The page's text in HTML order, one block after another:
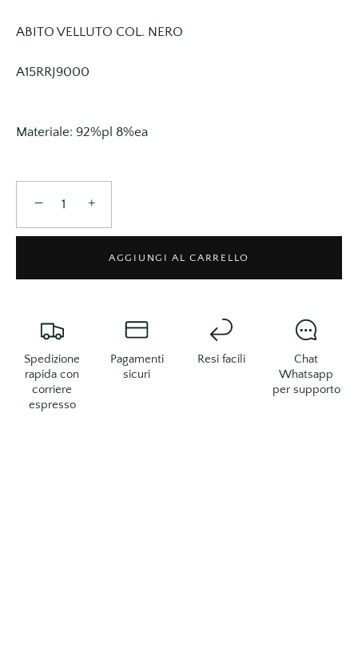
ABITO VELLUTO COL. NERO
A15RRJ9000
Materiale: 92%pl 8%ea
− +
AGGIUNGI AL CARRELLO
Spedizione
rapida con
corriere
espresso
Pagamenti
sicuri
Resi facili
Chat
Whatsapp
per supporto